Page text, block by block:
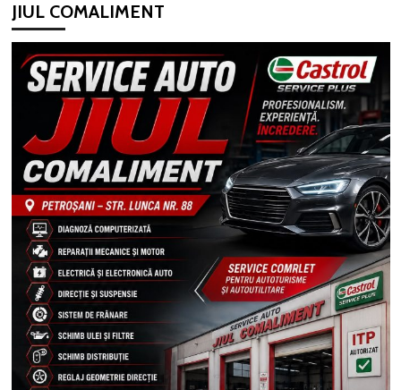
JIUL COMALIMENT